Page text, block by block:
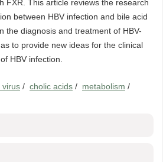
FXR. This article reviews the research
between HBV infection and bile acid
the diagnosis and treatment of HBV-
to provide new ideas for the clinical
HBV infection.
virus / cholic acids / metabolism /